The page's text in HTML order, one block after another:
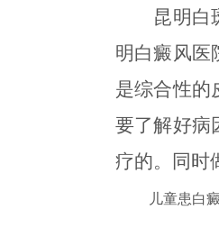
昆明白斑
明白癜风医
是综合性的
要了解好病
疗的。同时
儿童患白癜